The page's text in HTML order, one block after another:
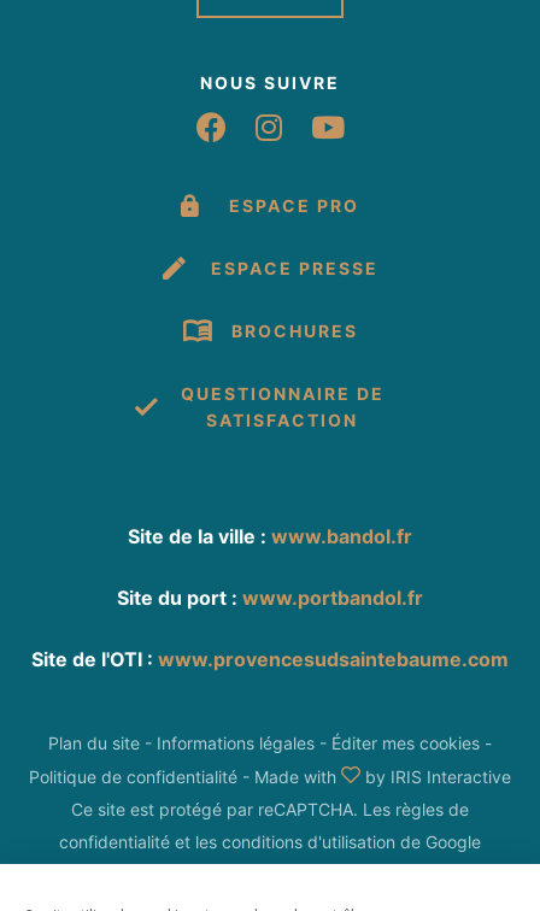
NOUS SUIVRE
Suivez-nous sur
Suivez-nous sur
Suivez-nous
ESPACE PRO
ESPACE PRESSE
BROCHURES
QUESTIONNAIRE DE
SATISFACTION
Site de la ville : www.bandol.fr
Site du port : www.portbandol.fr
Site de l'OTI : www.provencesudsaintebaume.com
Plan du site - Informations légales - Éditer mes cookies -
Politique de confidentialité - Made with by IRIS Interactive
Ce site est protégé par reCAPTCHA. Les règles de
confidentialité et les conditions d'utilisation de Google